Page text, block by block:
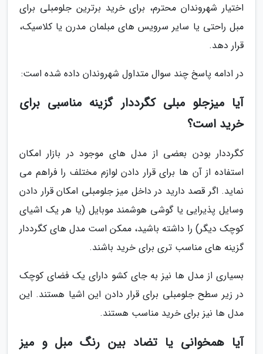
اختیار شهروندان محترم، برای خرید برترین جلومبلی برای
مبل راحتی یا سایر سرویس های مبلمان مدرن یا کلاسیک،
قرار دهد.
در ادامه پاسخ چند سوال متداول شهروندان داده شده است:
آیا میزجلو مبلی کگرددار گزینه مناسبی برای
خرید است؟
کگرددار بودن بعضی از مدل های موجود در بازار امکان
استفاده از آن ها برای قرار دادن لوازم مختلف را فراهم می
نماید. اگر قصد دارید در داخل میز جلومبلی امکان قرار دادن
وسایل پذیرایی یا گوشی هوشمند موبایل (یا هر یک اشیای
کوچک دیگر) را داشته باشید، ممکن است مدل های کگرددار
گزینه های مناسب تری برای خرید باشند.
بسیاری از مدل ها نیز به جای کشو دارای یک فضای کوچک
در زیر سطح جلومبلی برای قرار دادن این اشیا هستند. این
مدل ها نیز برای خرید مناسب هستند.
آیا همخوانی یا تضاد بین رنگ مبل و میز